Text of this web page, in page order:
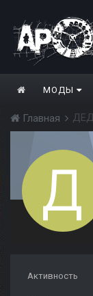
МОДЫ
Главная
Активность